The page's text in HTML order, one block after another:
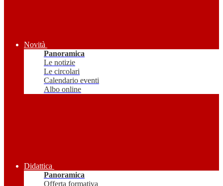
Novità
Panoramica
Le notizie
Le circolari
Calendario eventi
Albo online
Didattica
Panoramica
Offerta formativa